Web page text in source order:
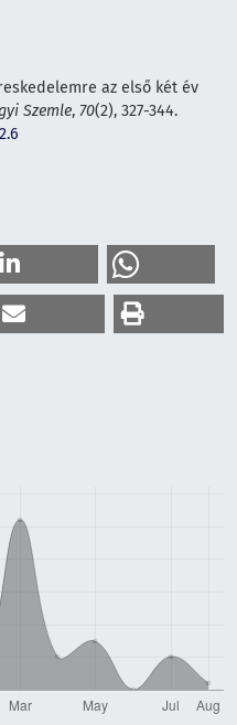
az első két év
Szemle, 70(2), 327-344.